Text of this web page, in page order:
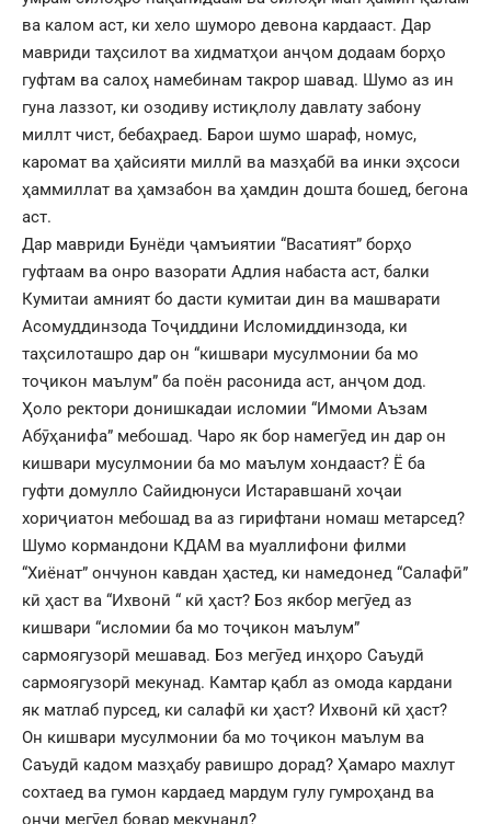
ва калом аст, ки хело шуморо девона кардааст. Дар
мавриди таҳсилот ва хидматҳои анҷом додаам борҳо
гуфтам ва салоҳ намебинам такрор шавад. Шумо аз ин
гуна лаззот, ки озодиву истиқлолу давлату забону
миллт чист, бебаҳраед. Барои шумо шараф, номус,
каромат ва ҳайсияти миллӣ ва мазҳабӣ ва инки эҳсоси
ҳаммиллат ва ҳамзабон ва ҳамдин дошта бошед, бегона
аст.
Дар мавриди Бунёди ҷамъиятии “Васатият” борҳо
гуфтаам ва онро вазорати Адлия набаста аст, балки
Кумитаи амният бо дасти кумитаи дин ва машварати
Асомуддинзода Тоҷиддини Исломиддинзода, ки
таҳсилоташро дар он “кишвари мусулмонии ба мо
тоҷикон маълум” ба поён расонида аст, анҷом дод.
Ҳоло ректори донишкадаи исломии “Имоми Аъзам
Абӯҳанифа” мебошад. Чаро як бор намегӯед ин дар он
кишвари мусулмонии ба мо маълум хондааст? Ё ба
гуфти домулло Сайидюнуси Истаравшанӣ хоҷаи
хориҷиатон мебошад ва аз гирифтани номаш метарсед?
Шумо кормандони КДАМ ва муаллифони филми
“Хиёнат” ончунон кавдан ҳастед, ки намедонед “Салафӣ”
кӣ ҳаст ва “Ихвонӣ “ кӣ ҳаст? Боз якбор мегӯед аз
кишвари “исломии ба мо тоҷикон маълум”
сармоягузорӣ мешавад. Боз мегӯед инҳоро Саъудӣ
сармоягузорӣ мекунад. Камтар қабл аз омода кардани
як матлаб пурсед, ки салафӣ ки ҳаст? Ихвонӣ кӣ ҳаст?
Он кишвари мусулмонии ба мо тоҷикон маълум ва
Саъудӣ кадом мазҳабу равишро дорад? Ҳамаро махлут
сохтаед ва гумон кардаед мардум гулу гумроҳанд ва
ончи мегӯед бовар мекунанд?